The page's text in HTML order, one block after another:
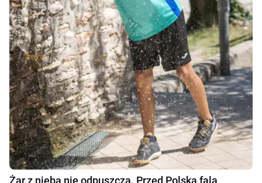
Żar z nieba nie odpuszcza. Przed Polską fala